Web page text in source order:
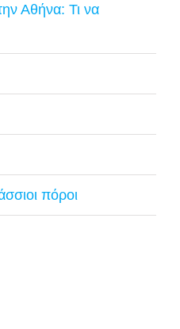
Αθήνα: Τι να
πόροι